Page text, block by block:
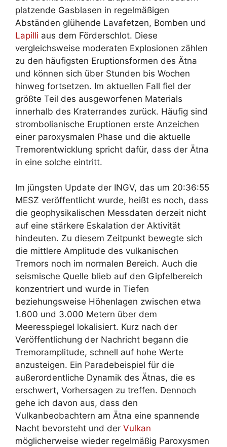
platzende Gasblasen in regelmäßigen
Abständen glühende Lavafetzen, Bomben und
Lapilli aus dem Förderschlot. Diese
vergleichsweise moderaten Explosionen zählen
zu den häufigsten Eruptionsformen des Ätna
und können sich über Stunden bis Wochen
hinweg fortsetzen. Im aktuellen Fall fiel der
größte Teil des ausgeworfenen Materials
innerhalb des Kraterrandes zurück. Häufig sind
strombolianische Eruptionen erste Anzeichen
einer paroxysmalen Phase und die aktuelle
Tremorentwicklung spricht dafür, dass der Ätna
in eine solche eintritt.
Im jüngsten Update der INGV, das um 20:36:55
MESZ veröffentlicht wurde, heißt es noch, dass
die geophysikalischen Messdaten derzeit nicht
auf eine stärkere Eskalation der Aktivität
hindeuten. Zu diesem Zeitpunkt bewegte sich
die mittlere Amplitude des vulkanischen
Tremors noch im normalen Bereich. Auch die
seismische Quelle blieb auf den Gipfelbereich
konzentriert und wurde in Tiefen
beziehungsweise Höhenlagen zwischen etwa
1.600 und 3.000 Metern über dem
Meeresspiegel lokalisiert. Kurz nach der
Veröffentlichung der Nachricht begann die
Tremoramplitude, schnell auf hohe Werte
anzusteigen. Ein Paradebeispiel für die
außerordentliche Dynamik des Ätnas, die es
erschwert, Vorhersagen zu treffen. Dennoch
gehe ich davon aus, dass den
Vulkanbeobachtern am Ätna eine spannende
Nacht bevorsteht und der Vulkan
möglicherweise wieder regelmäßig Paroxysmen